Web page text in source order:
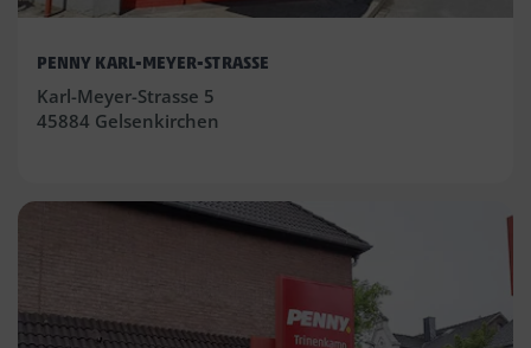
PENNY KARL-MEYER-STRASSE
Karl-Meyer-Strasse 5
45884 Gelsenkirchen